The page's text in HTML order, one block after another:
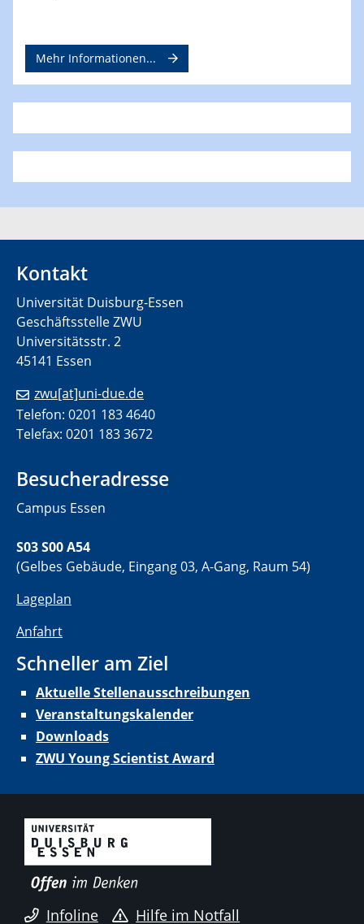
Mehr Informationen...
Kontakt
Universität Duisburg-Essen
Geschäftsstelle ZWU
Universitätsstr. 2
45141 Essen
zwu[at]uni-due.de
Telefon: 0201 183 4640
Telefax: 0201 183 3672
Besucheradresse
Campus Essen
S03 S00 A54
(Gelbes Gebäude, Eingang 03, A-Gang, Raum 54)
Lageplan
Anfahrt
Schneller am Ziel
Aktuelle Stellenausschreibungen
Veranstaltungskalender
Downloads
ZWU Young Scientist Award
Infoline Hilfe im Notfall